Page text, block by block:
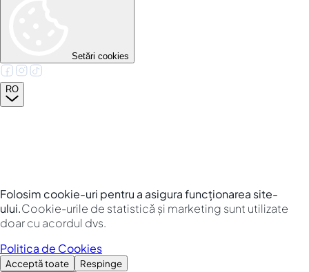
Setări cookies
RO
Folosim cookie-uri pentru a asigura funcționarea site-
ului.Cookie-urile de statistică și marketing sunt utilizate
doar cu acordul dvs.
Politica de Cookies
Acceptă toate
Respinge